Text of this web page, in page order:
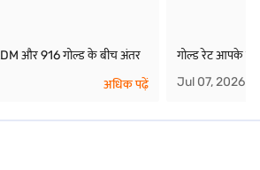
और 916 गोल्ड के बीच अंतर
अधिक पढ़ें
गोल्ड रेट आपके
Jul 07, 2026